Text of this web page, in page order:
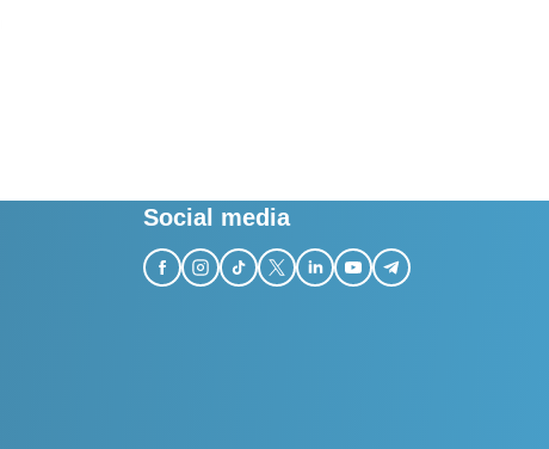
Social media